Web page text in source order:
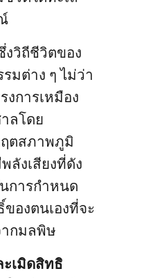
วิถีชีวิตของ
มต่าง ๆ ไม่ว่า
งการเหมือง
ลโดย
ฤตสภาพภูมิ
ลังเสียงที่ดัง
การกำหนด
องตนเองที่จะ
กมลพิษ
ะเมิดสิทธิ